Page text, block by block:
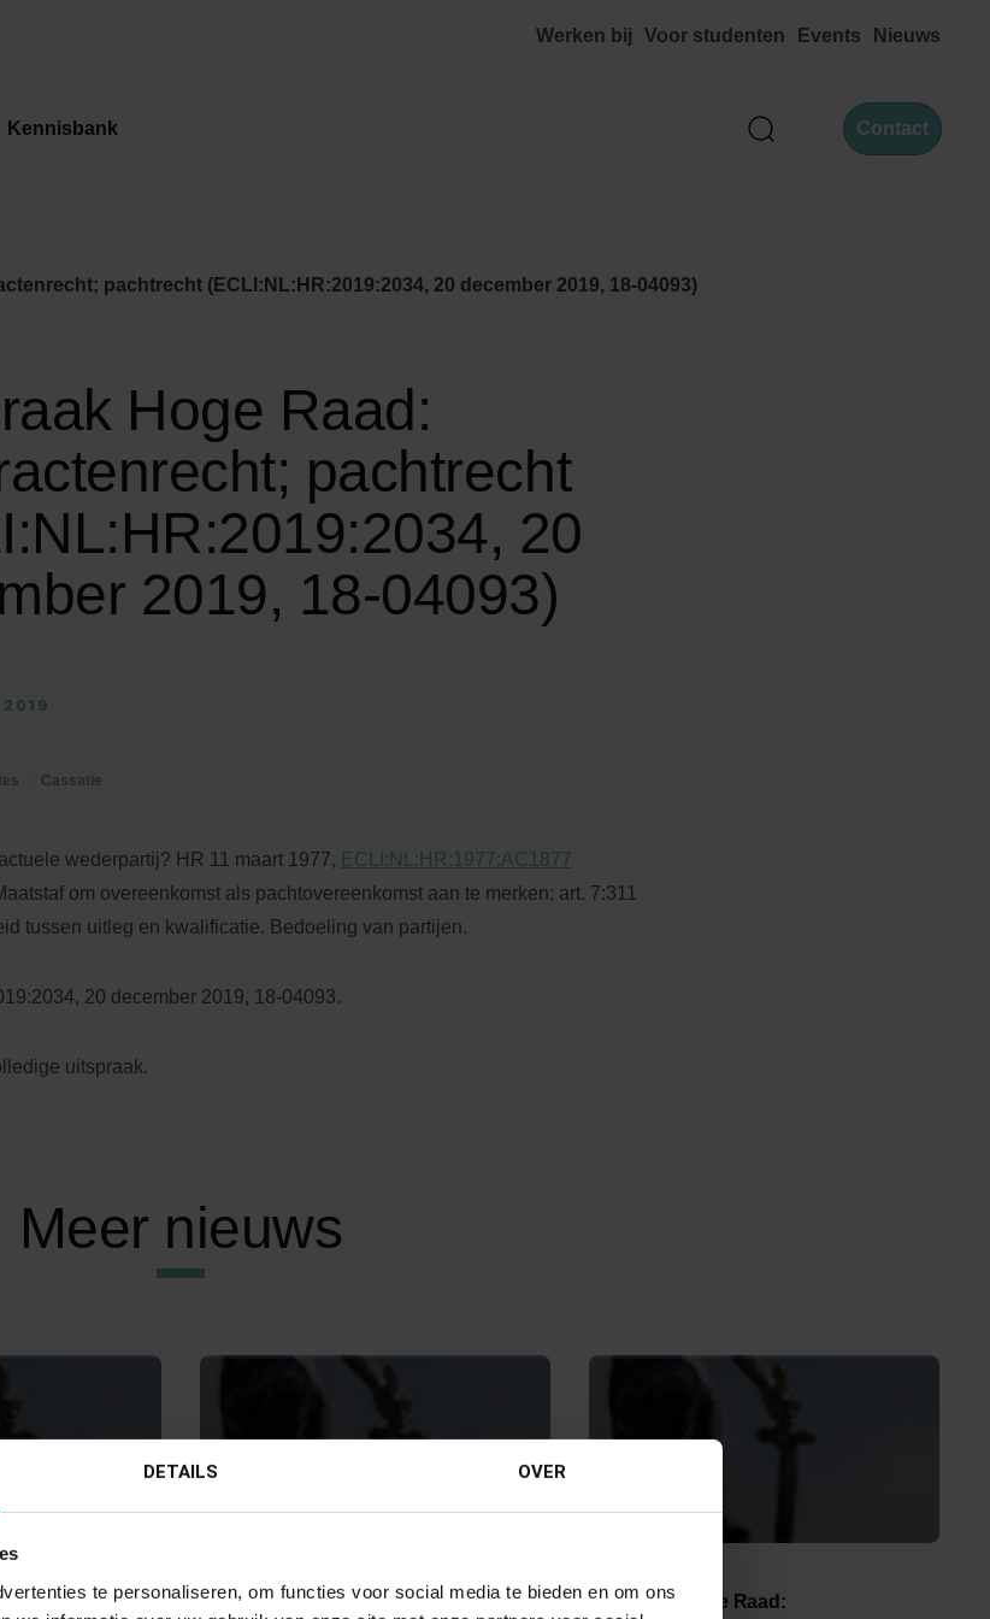
DETAILS OVER
te personaliseren, om functies voor social media te bieden en om ons
Werken bij Voor studenten Events Nieuws
Zoek Contact
Kennisbank
pachtrecht (ECLI:NL:HR:2019:2034, 20 december 2019, 18-04093)
Hoge Raad:
pachtrecht
20
2019, 18-04093)
2019
Cassatie
wederpartij? HR 11 maart 1977, ECLI:NL:HR:1977:AC1877
om overeenkomst als pachtovereenkomst aan te merken; art. 7:311
tussen uitleg en kwalificatie. Bedoeling van partijen.
20 december 2019, 18-04093.
uitspraak.
Meer nieuws
Proces- en
Uitspraak Hoge Raad: Maatstaf
Uitspraak Hoge Raad: